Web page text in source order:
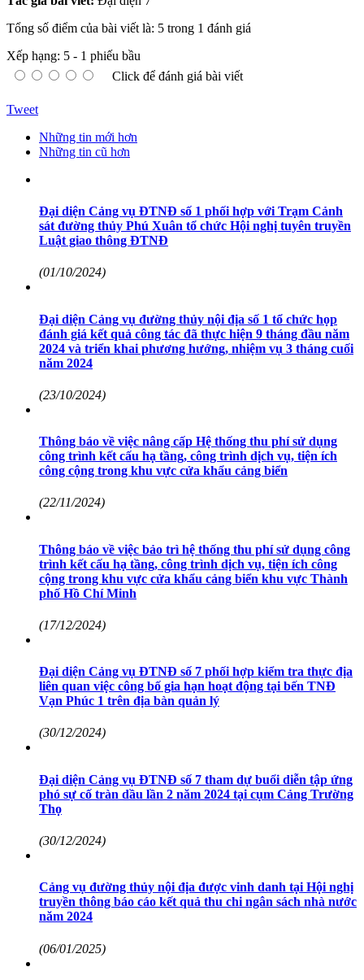
Tổng số điểm của bài viết là: 5 trong 1 đánh giá
Xếp hạng: 5 - 1 phiếu bầu
Click để đánh giá bài viết
Tweet
Những tin mới hơn
Những tin cũ hơn
Đại diện Cảng vụ ĐTNĐ số 1 phối hợp với Trạm Cảnh
sát đường thủy Phú Xuân tổ chức Hội nghị tuyên truyền
Luật giao thông ĐTNĐ
(01/10/2024)
Đại diện Cảng vụ đường thủy nội địa số 1 tổ chức họp
đánh giá kết quả công tác đã thực hiện 9 tháng đầu năm
2024 và triển khai phương hướng, nhiệm vụ 3 tháng cuối
năm 2024
(23/10/2024)
Thông báo về việc nâng cấp Hệ thống thu phí sử dụng
công trình kết cấu hạ tầng, công trình dịch vụ, tiện ích
công cộng trong khu vực cửa khẩu cảng biển
(22/11/2024)
Thông báo về việc bảo trì hệ thống thu phí sử dụng công
trình kết cấu hạ tầng, công trình dịch vụ, tiện ích công
cộng trong khu vực cửa khẩu cảng biển khu vực Thành
phố Hồ Chí Minh
(17/12/2024)
Đại diện Cảng vụ ĐTNĐ số 7 phối hợp kiểm tra thực địa
liên quan việc công bố gia hạn hoạt động tại bến TNĐ
Vạn Phúc 1 trên địa bàn quản lý
(30/12/2024)
Đại diện Cảng vụ ĐTNĐ số 7 tham dự buổi diễn tập ứng
phó sự cố tràn dầu lần 2 năm 2024 tại cụm Cảng Trường
Thọ
(30/12/2024)
Cảng vụ đường thủy nội địa được vinh danh tại Hội nghị
truyền thông báo cáo kết quả thu chi ngân sách nhà nước
năm 2024
(06/01/2025)